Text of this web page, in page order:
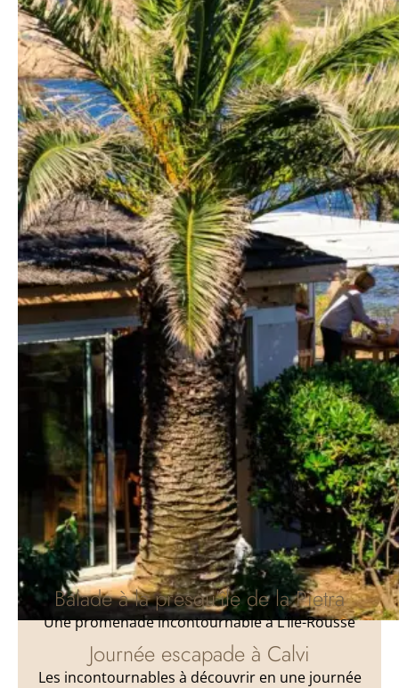
Les services
du Santa Maria en Corse
Restaurant
Votre table exclusive à l'hôtel
Espace détente
Votre pause bien-être et fitness
Groupes
Organisez vos événements en Corse
Séminaires
Réunissez vos collaborateurs en Haute-Corse
Nos idées de visites
en Corse
L'Île-Rousse, station balnéaire au cœur de la
Balagne, est le point de départ idéal pour
explorer les criques sauvages, les villages corses
authentiques et les sentiers de montagne.
Balade à la presqu'île de la Pietra
Une promenade incontournable à L’Île-Rousse
Journée escapade à Calvi
Les incontournables à découvrir en une journée